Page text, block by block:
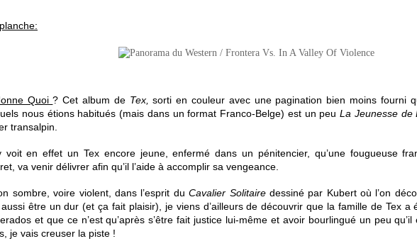
Quoi? Cet album de Tex, sorti en couleur avec une pagination bien moins fourni
nous étions habitués (mais dans un format Franco-Belge) est un peuLa Jeunesse
transalpin.
voit en effet un Tex encore jeune, enfermé dans un pénitencier, qu’une fougueuse
va venir délivrer afin qu’il l’aide à accomplir sa vengeance.
sombre, voire violent, dans l’esprit duCavalier Solitairedessiné par Kubert où l’on
être un dur (et ça fait plaisir), je viens d’ailleurs de découvrir que la famille de Tex a
et que ce n’est qu’après s’être fait justice lui-même et avoir bourlingué un peu
je vais creuser la piste !